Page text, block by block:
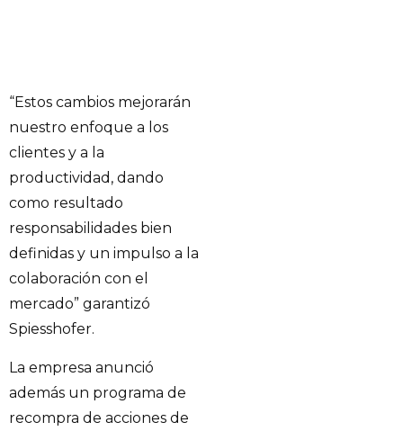
“Estos cambios mejorarán
nuestro enfoque a los
clientes y a la
productividad, dando
como resultado
responsabilidades bien
definidas y un impulso a la
colaboración con el
mercado” garantizó
Spiesshofer.
La empresa anunció
además un programa de
recompra de acciones de